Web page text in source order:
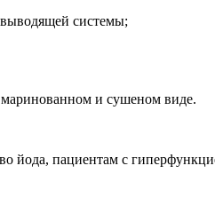
системы;
и сушеном виде.
йода, пациентам с